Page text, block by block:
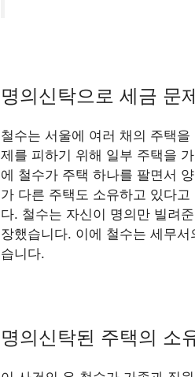
명의신탁으로 세금 문
철수는 서울에 여러 채의 주택
제를 피하기 위해 일부 주택을
에 철수가 주택 하나를 팔면서
가 다른 주택도 소유하고 있다
다. 철수는 자신이 명의만 빌려
장했습니다. 이에 철수는 세무
습니다.
명의신탁된 주택의 소